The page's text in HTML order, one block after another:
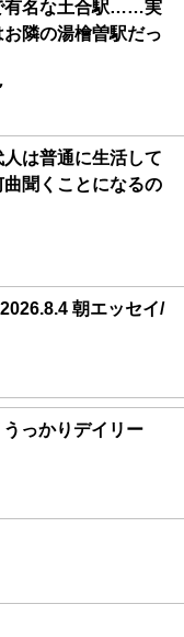
有名な土合駅……実
隣の湯檜曽駅だっ
人は普通に生活して
聞くことになるの
朝エッセイ/
っかりデイリー